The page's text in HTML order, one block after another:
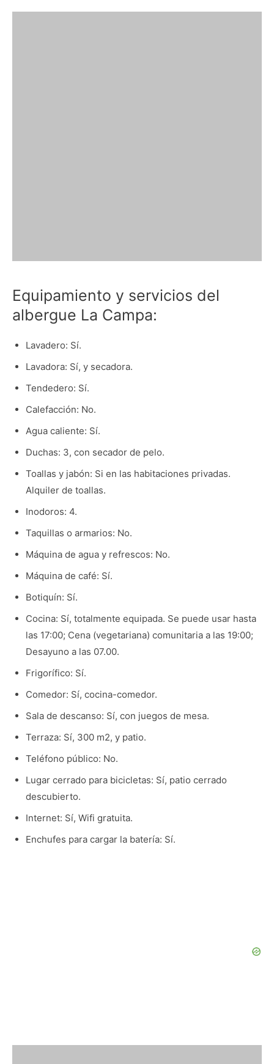
Equipamiento y servicios del
albergue La Campa:
Lavadero: Sí.
Lavadora: Sí, y secadora.
Tendedero: Sí.
Calefacción: No.
Agua caliente: Sí.
Duchas: 3, con secador de pelo.
Toallas y jabón: Si en las habitaciones privadas.
Alquiler de toallas.
Inodoros: 4.
Taquillas o armarios: No.
Máquina de agua y refrescos: No.
Máquina de café: Sí.
Botiquín: Sí.
Cocina: Sí, totalmente equipada. Se puede usar hasta
las 17:00; Cena (vegetariana) comunitaria a las 19:00;
Desayuno a las 07.00.
Frigorífico: Sí.
Comedor: Sí, cocina-comedor.
Sala de descanso: Sí, con juegos de mesa.
Terraza: Sí, 300 m2, y patio.
Teléfono público: No.
Lugar cerrado para bicicletas: Sí, patio cerrado
descubierto.
Internet: Sí, Wifi gratuita.
Enchufes para cargar la batería: Sí.